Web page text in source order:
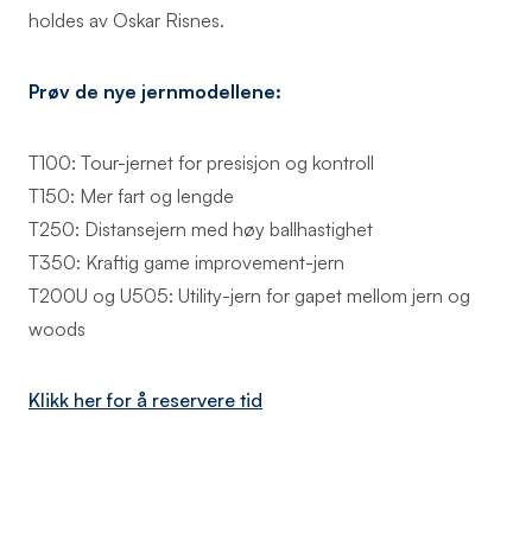
holdes av Oskar Risnes.
Prøv de nye jernmodellene:
T100: Tour-jernet for presisjon og kontroll
T150: Mer fart og lengde
T250: Distansejern med høy ballhastighet
T350: Kraftig game improvement-jern
T200U og U505: Utility-jern for gapet mellom jern og
woods
Klikk her for å reservere tid